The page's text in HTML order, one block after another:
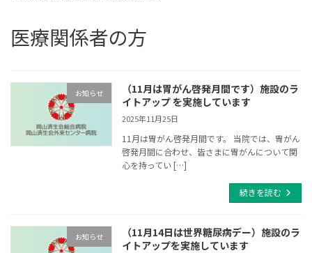
医療関係者の方
お知らせ
（11月は胃がん啓発月間です）施設のラ
イトアップ を実施しています
2025年11月25日
11月は胃がん啓発月間です。 当院では、胃がん
啓発月間に合わせ、皆さまに胃がんについて関
心を持ってい […]
続きを読む
お知らせ
（11月14日は世界糖尿病デー）施設のラ
イトアップを実施しています